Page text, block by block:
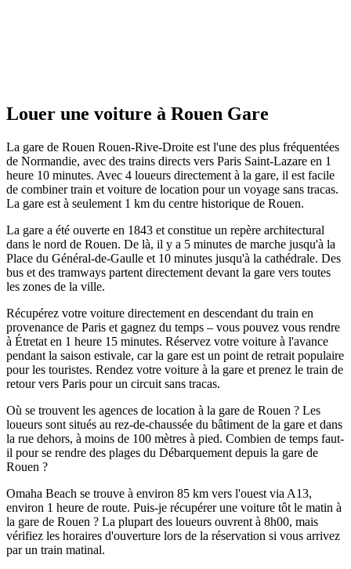
Louer une voiture à Rouen Gare
La gare de Rouen Rouen-Rive-Droite est l'une des plus fréquentées
de Normandie, avec des trains directs vers Paris Saint-Lazare en 1
heure 10 minutes. Avec 4 loueurs directement à la gare, il est facile
de combiner train et voiture de location pour un voyage sans tracas.
La gare est à seulement 1 km du centre historique de Rouen.
La gare a été ouverte en 1843 et constitue un repère architectural
dans le nord de Rouen. De là, il y a 5 minutes de marche jusqu'à la
Place du Général-de-Gaulle et 10 minutes jusqu'à la cathédrale. Des
bus et des tramways partent directement devant la gare vers toutes
les zones de la ville.
Récupérez votre voiture directement en descendant du train en
provenance de Paris et gagnez du temps – vous pouvez vous rendre
à Étretat en 1 heure 15 minutes. Réservez votre voiture à l'avance
pendant la saison estivale, car la gare est un point de retrait populaire
pour les touristes. Rendez votre voiture à la gare et prenez le train de
retour vers Paris pour un circuit sans tracas.
Où se trouvent les agences de location à la gare de Rouen ? Les
loueurs sont situés au rez-de-chaussée du bâtiment de la gare et dans
la rue dehors, à moins de 100 mètres à pied. Combien de temps faut-
il pour se rendre des plages du Débarquement depuis la gare de
Rouen ?
Omaha Beach se trouve à environ 85 km vers l'ouest via A13,
environ 1 heure de route. Puis-je récupérer une voiture tôt le matin à
la gare de Rouen ? La plupart des loueurs ouvrent à 8h00, mais
vérifiez les horaires d'ouverture lors de la réservation si vous arrivez
par un train matinal.